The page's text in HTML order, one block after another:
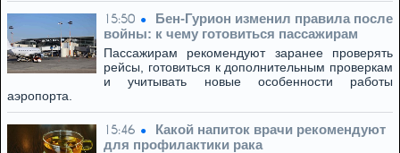
15:50
Бен-Гурион изменил правила после
войны: к чему готовиться пассажирам
Пассажирам рекомендуют заранее проверять
рейсы, готовиться к дополнительным проверкам
и учитывать новые особенности работы
аэропорта.
15:46
Какой напиток врачи рекомендуют
для профилактики рака